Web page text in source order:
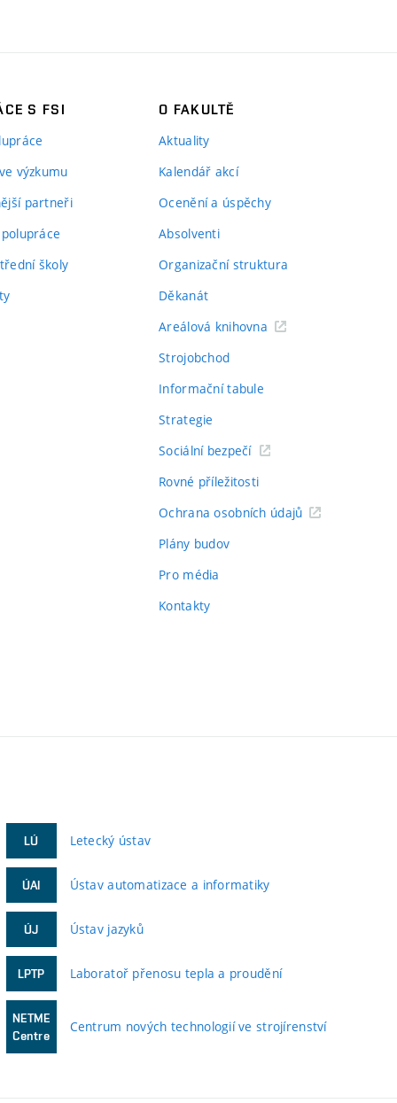
S FSI
výzkumu
partneři
školy
O FAKULTĚ
Aktuality
Kalendář akcí
Ocenění a úspěchy
Absolventi
Organizační struktura
Děkanát
Areálová knihovna
Strojobchod
Informační tabule
Strategie
Sociální bezpečí
Rovné příležitosti
Ochrana osobních údajů
Plány budov
Pro média
Kontakty
LÚ Letecký ústav
ÚAI Ústav automatizace a informatiky
ÚJ Ústav jazyků
LPTP Laboratoř přenosu tepla a proudění
NETME
Centre
Centrum nových technologií ve strojírenství